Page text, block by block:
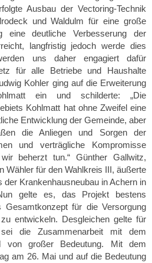
Ausbau der Vectoring-Technik
und Waldulm für eine große
eine deutliche Verbesserung der
langfristig jedoch werde dies
uns daher engagiert dafür
für alle Betriebe und Haushalte
Kohler ging auf die Erweiterung
ein und schilderte: „Die
Kohlmatt hat ohne Zweifel eine
Entwicklung der Gemeinde, aber
die Anliegen und Sorgen der
und verträgliche Kompromisse
beherzt tun.“ Günther Gallwitz,
Wähler für den Wahlkreis III, äußerte
der Krankenhausneubau in Achern in
gelte es, das Projekt bestens
für die Versorgung
entwickeln. Desgleichen gelte für
die Zusammenarbeit mit dem
von großer Bedeutung. Mit dem
am 26. Mai und auf die Bedeutung